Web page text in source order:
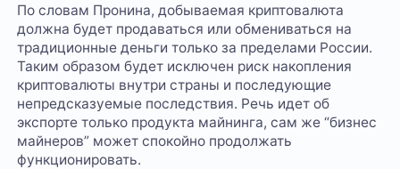
По словам Пронина, добываемая криптовалюта
должна будет продаваться или обмениваться на
традиционные деньги только за пределами России.
Таким образом будет исключен риск накопления
криптовалюты внутри страны и последующие
непредсказуемые последствия. Речь идет об
экспорте только продукта майнинга, сам же “бизнес
майнеров” может спокойно продолжать
функционировать.